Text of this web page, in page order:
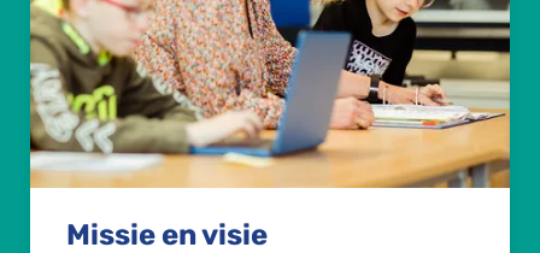
Missie en visie